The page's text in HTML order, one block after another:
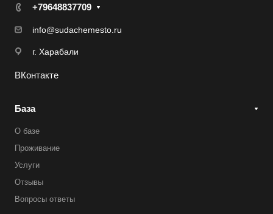
+79648837709
info@sudachemesto.ru
г. Харабали
ВКонтакте
База
О базе
Проживание
Услуги
Отзывы
Вопросы ответы